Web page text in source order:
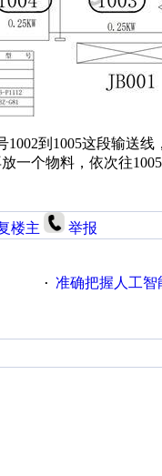
到1005这段输送
一个物料，依次往
楼主 举报
· 准确把握人工